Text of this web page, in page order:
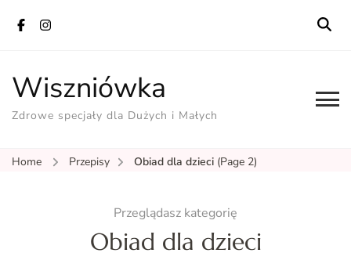
Wiszniówka
Zdrowe specjały dla Dużych i Małych
Home Przepisy Obiad dla dzieci (Page 2)
Przeglądasz kategorię
Obiad dla dzieci